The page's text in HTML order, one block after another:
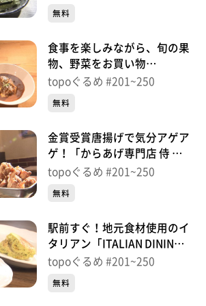
無料
食事を楽しみながら、旬の果
物、野菜をお買い物
「MARCHE Vivace」（宮城
め】
topoぐるめ #201~250
無料
金賞受賞唐揚げで気分アゲア
ゲ！「からあげ専門店 侍 仙
台宮城野店」（宮城野区原
topoぐるめ #201~250
無料
駅前すぐ！地元食材使用のイ
タリアン「ITALIAN DINING
Bene」（松島町松島小梨
topoぐるめ #201~250
無料